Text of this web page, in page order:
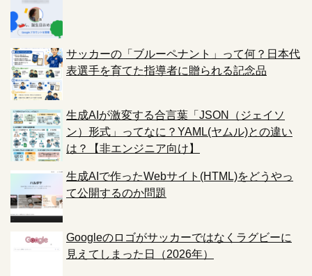
サッカーの「ブルーペナント」って何？日本代
表選手を育てた指導者に贈られる記念品
生成AIが激変する合言葉「JSON（ジェイソ
ン）形式」ってなに？YAML(ヤムル)との違い
は？【非エンジニア向け】
生成AIで作ったWebサイト(HTML)をどうやっ
て公開するのか問題
Googleのロゴがサッカーではなくラグビーに
見えてしまった日（2026年）